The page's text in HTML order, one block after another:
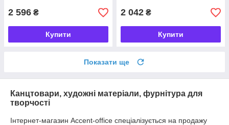
2 596 ₴
Купити
2 042 ₴
Купити
Показати ще
Канцтовари, художні матеріали, фурнітура для
творчості
Інтернет-магазин Accent-office спеціалізується на продажу